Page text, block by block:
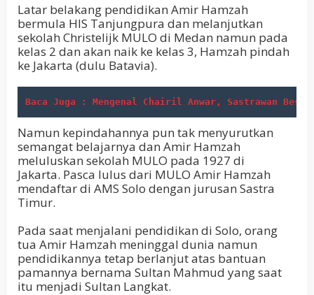
Latar belakang pendidikan Amir Hamzah
bermula HIS Tanjungpura dan melanjutkan
sekolah Christelijk MULO di Medan namun pada
kelas 2 dan akan naik ke kelas 3, Hamzah pindah
ke Jakarta (dulu Batavia).
Baca Juga : Mengenal Chairil Anwar, Sastrawan
Namun kepindahannya pun tak menyurutkan
semangat belajarnya dan Amir Hamzah
meluluskan sekolah MULO pada 1927 di
Jakarta. Pasca lulus dari MULO Amir Hamzah
mendaftar di AMS Solo dengan jurusan Sastra
Timur.
Pada saat menjalani pendidikan di Solo, orang
tua Amir Hamzah meninggal dunia namun
pendidikannya tetap berlanjut atas bantuan
pamannya bernama Sultan Mahmud yang saat
itu menjadi Sultan Langkat.